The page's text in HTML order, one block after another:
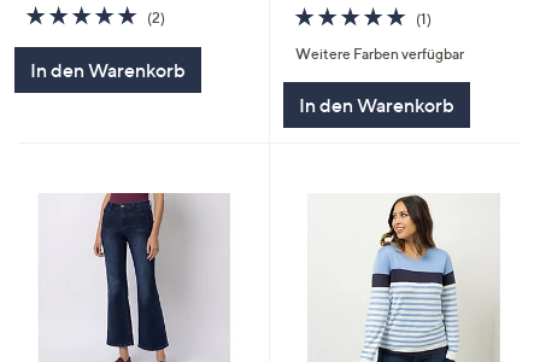
5.0
von
(2)2
In den Warenkorb
5.0
von
5
(1)1
Weitere Farben verfügbar
In den Warenkorb